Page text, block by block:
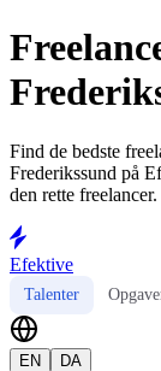
Find de bedste
Frederikssund på
den rette freelancer.
Efektive
Talenter
EN DA